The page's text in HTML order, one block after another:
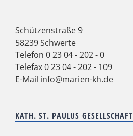
Schützenstraße 9
58239 Schwerte
Telefon 0 23 04 - 202 - 0
Telefax 0 23 04 - 202 - 109
E-Mail info@marien-kh.de
KATH. ST. PAULUS GESELLSCHAFT